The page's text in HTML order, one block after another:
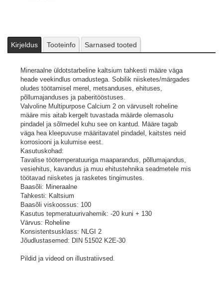
Kirjeldus Tooteinfo Sarnased tooted
Mineraalne üldotstarbeline kaltsium tahkesti määre väga
heade veekindlus omadustega. Sobilik niisketes/märgades
oludes töötamisel merel, metsanduses, ehituses,
põllumajanduses ja paberitööstuses.
Valvoline Multipurpose Calcium 2 on värvuselt roheline
määre mis aitab kergelt tuvastada määrde olemasolu
pindadel ja sõlmedel kuhu see on kantud. Määre tagab
väga hea kleepuvuse määritavatel pindadel, kaitstes neid
korrosiooni ja kulumise eest.
Kasutuskohad:
Tavalise töötemperatuuriga maaparandus, põllumajandus,
vesiehitus, kavandus ja muu ehitustehnika seadmetele mis
töötavad niisketes ja rasketes tingimustes.
Baasõli: Mineraalne
Tahkesti: Kaltsium
Baasõli viskoossus: 100
Kasutus tepmeratuurivahemik: -20 kuni + 130
Värvus: Roheline
Konsistentsusklass: NLGI 2
Jõudlustasemed: DIN 51502 K2E-30
Pildid ja videod on illustratiivsed.